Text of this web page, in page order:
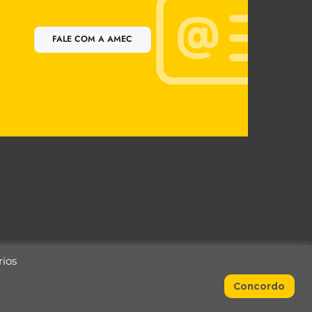
FALE COM A AMEC
Concordo